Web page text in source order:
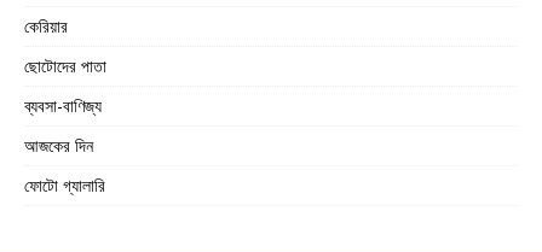
কেরিয়ার
ছোটোদের পাতা
ব্যবসা-বাণিজ্য
আজকের দিন
ফোটো গ্যালারি